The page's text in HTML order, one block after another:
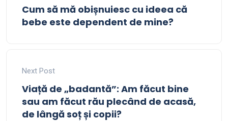
Cum să mă obișnuiesc cu ideea că
bebe este dependent de mine?
Next Post
Viață de „badantă”: Am făcut bine
sau am făcut rău plecând de acasă,
de lângă soț și copii?